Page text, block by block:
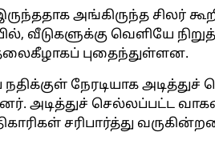
அங்கிருந்த சிலர்
வீடுகளுக்கு வெளியே
புதைந்துள்ளன.
நேரடியாக அடித்துச்
அடித்துச் செல்லப்பட்ட
சரிபார்த்து